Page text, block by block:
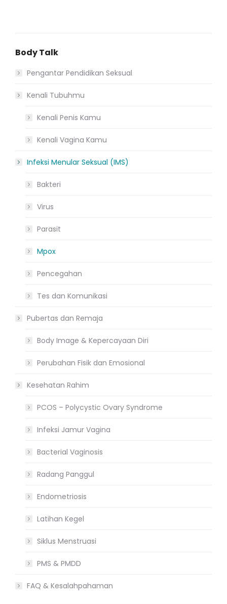
Body Talk
Pengantar Pendidikan Seksual
Kenali Tubuhmu
Kenali Penis Kamu
Kenali Vagina Kamu
Infeksi Menular Seksual (IMS)
Bakteri
Virus
Parasit
Mpox
Pencegahan
Tes dan Komunikasi
Pubertas dan Remaja
Body Image & Kepercayaan Diri
Perubahan Fisik dan Emosional
Kesehatan Rahim
PCOS – Polycystic Ovary Syndrome
Infeksi Jamur Vagina
Bacterial Vaginosis
Radang Panggul
Endometriosis
Latihan Kegel
Siklus Menstruasi
PMS & PMDD
FAQ & Kesalahpahaman